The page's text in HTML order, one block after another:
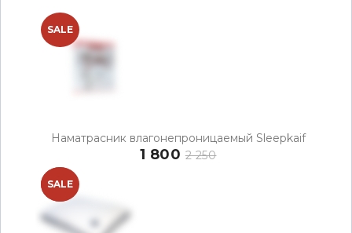
SALE
Наматрасник влагонепроницаемый Sleepkaif
1 800 2 250
NEW
SALE